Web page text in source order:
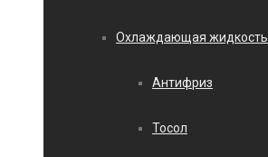
Охлаждающая жидкость
Антифриз
Тосол